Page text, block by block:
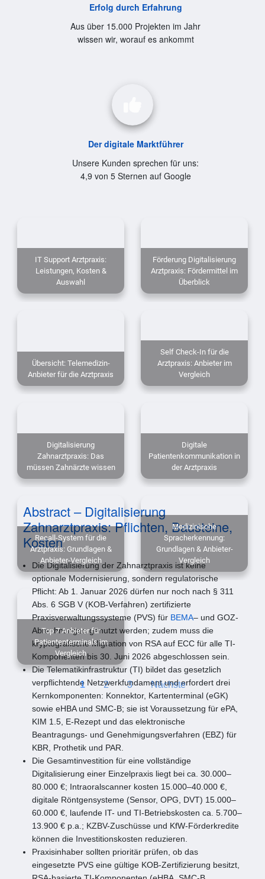
Erfolg durch Erfahrung
Aus über 15.000 Projekten im Jahr
wissen wir, worauf es ankommt
Der digitale Marktführer
Unsere Kunden sprechen für uns:
4,9 von 5 Sternen auf Google
IT Support Arztpraxis:
Leistungen, Kosten &
Auswahl
Förderung Digitalisierung
Arztpraxis: Fördermittel im
Überblick
Übersicht: Telemedizin-
Anbieter für die Arztpraxis
Self Check-In für die
Arztpraxis: Anbieter im
Vergleich
Digitalisierung
Zahnarztpraxis: Das
müssen Zahnärzte wissen
Digitale
Patientenkommunikation in
der Arztpraxis
Recall-System für die
Arztpraxis: Grundlagen &
Anbieter-Vergleich
Medizinische
Spracherkennung:
Grundlagen & Anbieter-
Vergleich
Top 7 Anbieter für
Patiententerminals im
Vergleich
1 2 3 Nächste
Abstract – Digitalisierung
Zahnarztpraxis: Pflichten, Bausteine,
Kosten
Die Digitalisierung der Zahnarztpraxis ist keine
optionale Modernisierung, sondern regulatorische
Pflicht: Ab 1. Januar 2026 dürfen nur noch nach § 311
Abs. 6 SGB V (KOB-Verfahren) zertifizierte
Praxisverwaltungssysteme (PVS) für BEMA– und GOZ-
Abrechnungen genutzt werden; zudem muss die
kryptografische Migration von RSA auf ECC für alle TI-
Komponenten bis 30. Juni 2026 abgeschlossen sein.
Die Telematikinfrastruktur (TI) bildet das gesetzlich
verpflichtende Netzwerkfundament und erfordert drei
Kernkomponenten: Konnektor, Kartenterminal (eGK)
sowie eHBA und SMC-B; sie ist Voraussetzung für ePA,
KIM 1.5, E-Rezept und das elektronische
Beantragungs- und Genehmigungsverfahren (EBZ) für
KBR, Prothetik und PAR.
Die Gesamtinvestition für eine vollständige
Digitalisierung einer Einzelpraxis liegt bei ca. 30.000–
80.000 €; Intraoralscanner kosten 15.000–40.000 €,
digitale Röntgensysteme (Sensor, OPG, DVT) 15.000–
60.000 €, laufende IT- und TI-Betriebskosten ca. 5.700–
13.900 € p.a.; KZBV-Zuschüsse und KfW-Förderkredite
können die Investitionskosten reduzieren.
Praxisinhaber sollten prioritär prüfen, ob das
eingesetzte PVS eine gültige KOB-Zertifizierung besitzt,